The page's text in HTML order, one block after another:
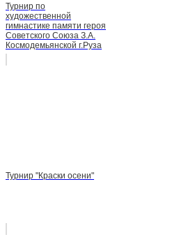
Турнир по
художественной
гимнастике памяти героя
Советского Союза З.А.
Космодемьянской г.Руза
Турнир "Краски осени"